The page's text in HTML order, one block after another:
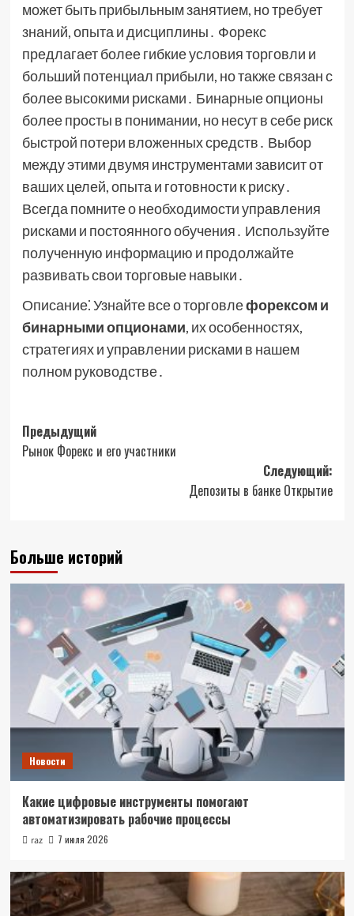
может быть прибыльным занятием, но требует
знаний, опыта и дисциплины․ Форекс
предлагает более гибкие условия торговли и
больший потенциал прибыли, но также связан с
более высокими рисками․ Бинарные опционы
более просты в понимании, но несут в себе риск
быстрой потери вложенных средств․ Выбор
между этими двумя инструментами зависит от
ваших целей, опыта и готовности к риску․
Всегда помните о необходимости управления
рисками и постоянного обучения․ Используйте
полученную информацию и продолжайте
развивать свои торговые навыки․
Описание⁚ Узнайте все о торговлефорексом и
бинарными опционами, их особенностях,
стратегиях и управлении рисками в нашем
полном руководстве․
Навигация
записи
Предыдущий
Рынок Форекс и его участники
Следующий:
Депозиты в банке Открытие
Больше историй
Новости
Какие цифровые инструменты помогают
автоматизировать рабочие процессы
raz 7 июля 2026